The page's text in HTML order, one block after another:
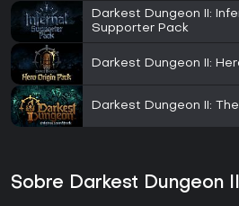
Darkest Dungeon II:
Supporter Pack
Darkest Dungeon II:
Darkest Dungeon II:
Sobre Darkest Dungeon II